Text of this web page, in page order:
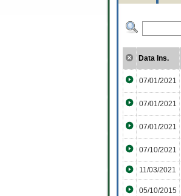
Data Ins.
07/01/2021
07/01/2021
07/01/2021
07/10/2021
11/03/2021
05/10/2015